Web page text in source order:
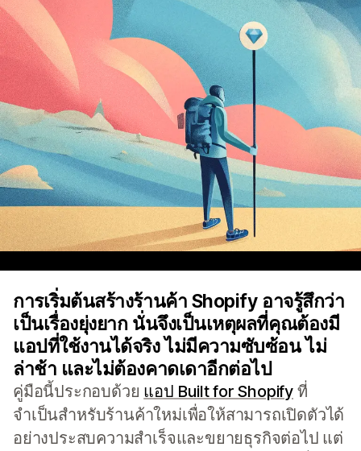
การเริ่มต้นสร้างร้านค้า Shopify อาจรู้สึกว่า
เป็นเรื่องยุ่งยาก นั่นจึงเป็นเหตุผลที่คุณต้องมี
แอปที่ใช้งานได้จริง ไม่มีความซับซ้อน ไม่
ล่าช้า และไม่ต้องคาดเดาอีกต่อไป
คู่มือนี้ประกอบด้วย แอป Built for Shopify ที่
จำเป็นสำหรับร้านค้าใหม่เพื่อให้สามารถเปิดตัวได้
อย่างประสบความสำเร็จและขยายธุรกิจต่อไป แต่